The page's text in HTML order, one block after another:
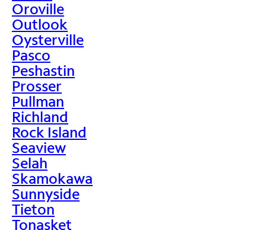
Oroville
Outlook
Oysterville
Pasco
Peshastin
Prosser
Pullman
Richland
Rock Island
Seaview
Selah
Skamokawa
Sunnyside
Tieton
Tonasket